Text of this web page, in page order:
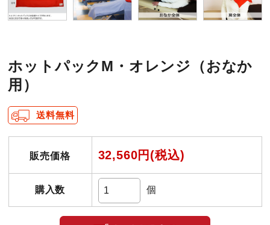
ホットパックM・オレンジ（おなか
用）
送料無料
販売価格 32,560円(税込)
購入数 個